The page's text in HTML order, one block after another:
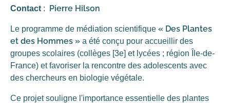
Contact : Pierre Hilson
Le programme de médiation scientifique « Des Plantes
et des Hommes » a été conçu pour accueillir des
groupes scolaires (collèges [3e] et lycées ; région Île-de-
France) et favoriser la rencontre des adolescents avec
des chercheurs en biologie végétale.
Ce projet souligne l'importance essentielle des plantes